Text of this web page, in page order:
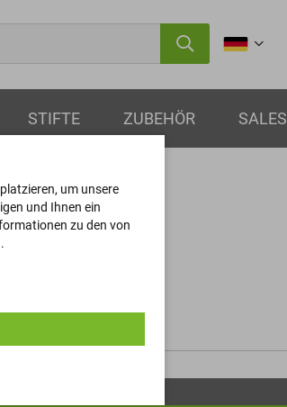
STIFTE ZUBEHÖR SALES
12x6,2x0,6
um unsere
und Ihnen ein
zu den von